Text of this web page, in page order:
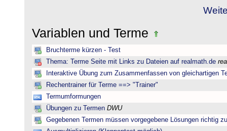
Variablen und Terme
Bruchterme kürzen - Test
Thema: Terme Seite mit Links zu Dateien auf realmath.de
Interaktive Übung zum Zusammenfassen von gleichartigen
Rechentrainer für Terme ==> "Trainer"
Termumformungen
Übungen zu Termen DWU
Gegebenen Termen müssen vorgegebene Lösungen richtig